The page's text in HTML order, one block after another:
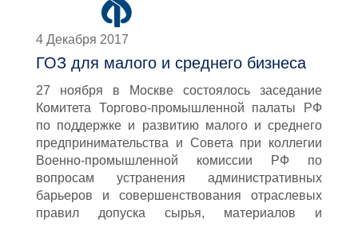
4 Декабря 2017
ГОЗ для малого и среднего бизнеса
27 ноября в Москве состоялось заседание
Комитета Торгово-промышленной палаты РФ
по поддержке и развитию малого и среднего
предпринимательства и Совета при коллегии
Военно-промышленной комиссии РФ по
вопросам устранения административных
барьеров и совершенствования отраслевых
правил допуска сырья, материалов и